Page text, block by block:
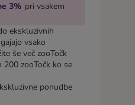
3% pri vsakem
ekskluzivnih
vsako
še več zooTočk
zooTočk ko se
ponudbe